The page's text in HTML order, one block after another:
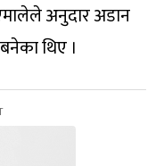
अनुदार अडान
थिए ।